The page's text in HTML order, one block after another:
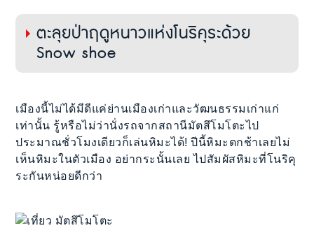
ตะลุยป่าฤดูหนาวแห่งโนริคุระด้วย
Snow shoe
เมืองนี้ไม่ได้มีดีแค่ย่านเมืองเก่าและวัฒนธรรมเก่าแก่
เท่านั้น รู้หรือไม่ว่านั่งรถจากสถานีมัตสึโมโตะไป
ประมาณชั่วโมงเดียวก็เล่นหิมะได้! ปีนี้หิมะตกช้าเลยไม่
เห็นหิมะในตัวเมือง อย่ากระนั้นเลย ไปสัมผัสหิมะที่โนริคุ
ระกันหน่อยดีกว่า